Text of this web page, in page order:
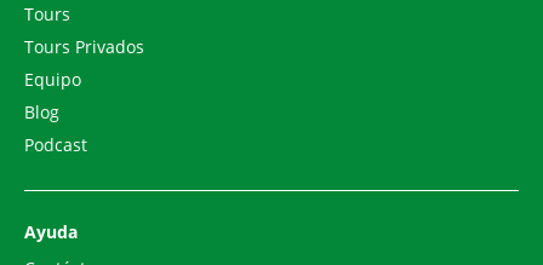
Tours
Tours Privados
Equipo
Blog
Podcast
Ayuda